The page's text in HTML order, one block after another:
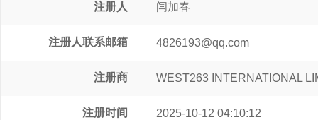
注册人 闫加春
注册人联系邮箱 4826193@qq.com
注册商 WEST263 INTERNATIONAL
注册时间 2025-10-12 04:10:12